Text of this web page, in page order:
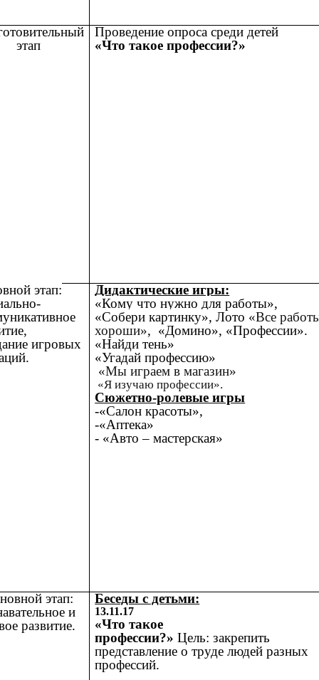
этап
Проведение опроса среди детей
«Что такое профессии?»
этап:
игровых
Дидактические игры:
«Кому что нужно для работы»,
«Собери картинку», Лото «Все
хороши», «Домино», «Профессии».
«Найди тень»
«Угадай профессию»
«Мы играем в магазин»
«Я изучаю профессии».
Сюжетно-ролевые игры
-«Салон красоты»,
-«Аптека»
- «Авто – мастерская»
этап:
и
развитие.
Беседы с детьми:
13.11.17
«Что такое
профессии?» Цель: закрепить
представление о труде людей разных
профессий.